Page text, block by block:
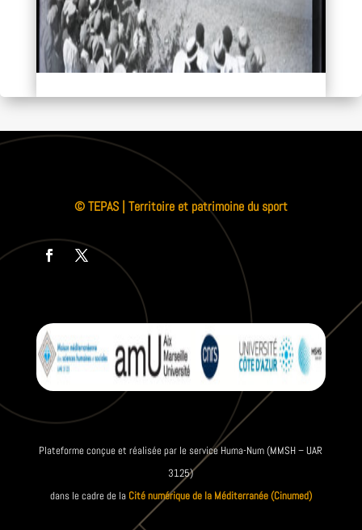
© TEPAS | Territoire et patrimoine du sport
Plateforme conçue et réalisée par le service Huma-Num (MMSH – UAR
3125)
dans le cadre de la Cité numérique de la Méditerranée (Cinumed)